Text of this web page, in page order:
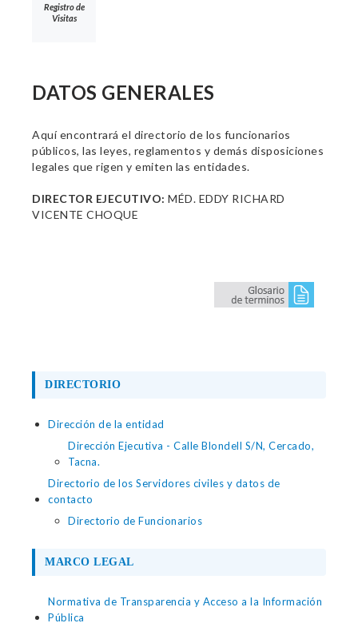
Registro de
Visitas
DATOS GENERALES
Aquí encontrará el directorio de los funcionarios
públicos, las leyes, reglamentos y demás disposiciones
legales que rigen y emiten las entidades.
DIRECTOR EJECUTIVO: MÉD. EDDY RICHARD
VICENTE CHOQUE
DIRECTORIO
Dirección de la entidad
Dirección Ejecutiva - Calle Blondell S/N, Cercado,
Tacna.
Directorio de los Servidores civiles y datos de
contacto
Directorio de Funcionarios
MARCO LEGAL
Normativa de Transparencia y Acceso a la Información
Pública